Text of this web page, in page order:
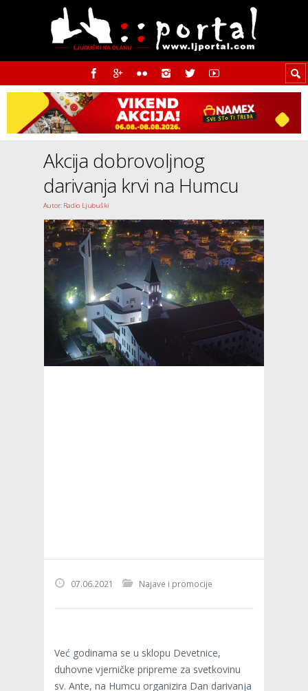
Akcija dobrovoljnog
darivanja krvi na Humcu
Autor: Radio Ljubuški
07.06.2021 Najave i promocije
Već godinama se u sklopu Devetnice,
duhovne vjerničke pripreme za svetkovinu
sv. Ante, na Humcu organizira Dan darivanja